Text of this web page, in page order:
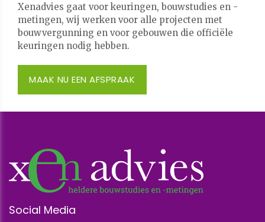
Xenadvies gaat voor keuringen, bouwstudies en -
metingen, wij werken voor alle projecten met
bouwvergunning en voor gebouwen die officiële
keuringen nodig hebben.
MAAK NU EEN AFSPRAAK
Social Media